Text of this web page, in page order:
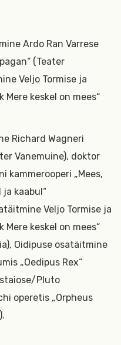
Ardo Ran Varrese
(Teater
Veljo Tormise ja
Mere keskel on mees“
Richard Wagneri
Vanemuine), doktor
kammerooperi „Mees,
kaabul“
Veljo Tormise ja
Mere keskel on mees“
Oidipuse osatäitmine
„Oedipus Rex“
Pluto
operetis „Orpheus